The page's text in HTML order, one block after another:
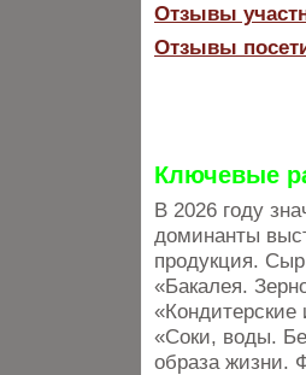
Отзывы
Отзывы
Ключевые
В 2026 году
доминанты
продукция.
«Бакалея.
«Соки, воды.
образа жизни.